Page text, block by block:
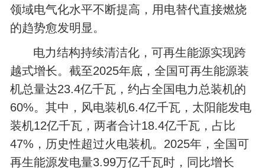
领域电气化水平不断提高，用电替代直接燃烧
的趋势愈发明显。
电力结构持续清洁化，可再生能源实现跨
越式增长。截至2025年底，全国可再生能源装
机总量达23.4亿千瓦，约占全国电力总装机的
60%。其中，风电装机6.4亿千瓦，太阳能发电
装机12亿千瓦，两者合计18.4亿千瓦，占比
47%，历史性超过火电装机。2025年，全国可
再生能源发电量3.99万亿千瓦时，同比增长